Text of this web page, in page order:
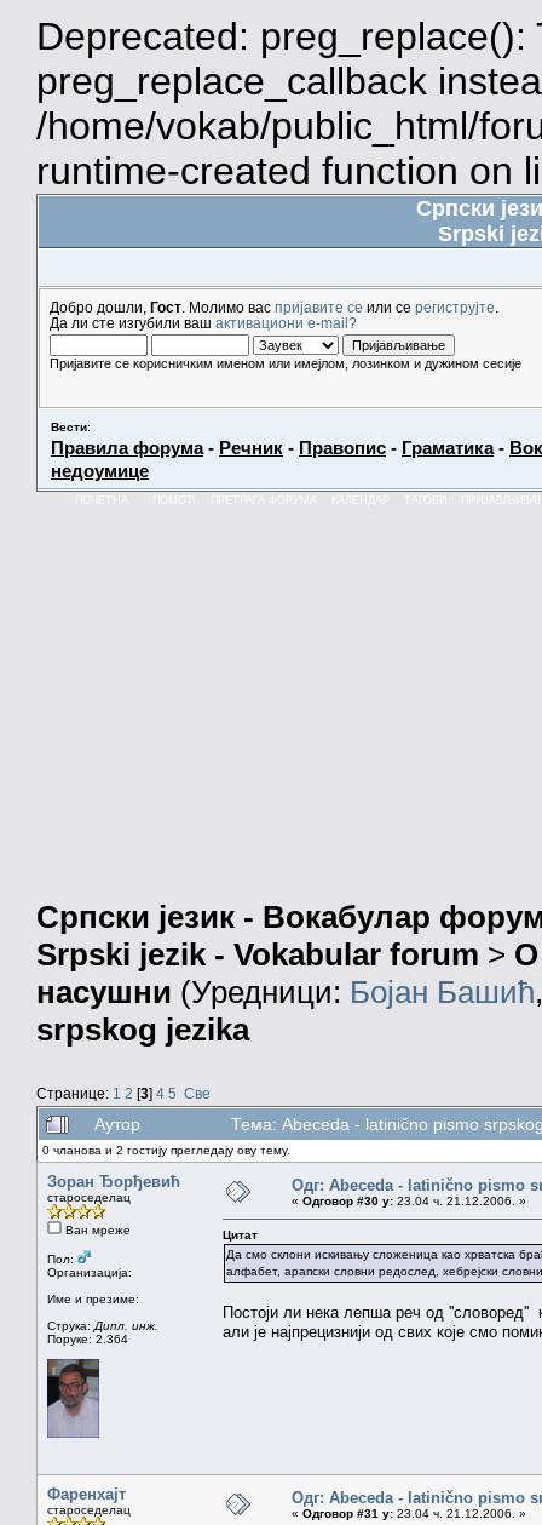
Deprecated:
preg_replace_callback
/home/vokab/public_html/
runtime-created function on
Српски
Srpski
Добро дошли, Гост . Молимо вас пријавите се или се региструјте
Да ли сте изгубили ваш активациони e-mail?
Пријавите се корисничким именом или имејлом, лозинком и дужином сесије
Вести:
Правила форума- Речник - Правопис - Граматика-
недоумице
КАЛЕНДАР
Српски језик - Вокабулар
Srpski jezik - Vokabular forum > О
насушни (Уредници: Бојан Башић
srpskog jezika
Странице: 1 2 [3] 4 5 Све
Аутор Тема: Abeceda - latinično pismo
0 чланова и 2 гостију прегледају ову тему.
Зоран Ђорђевић
староседелац
Ван мреже
Пол:
Организација:
Име и презиме:
Струка: Дипл. инж.
Поруке: 2.364
Одг: Abeceda - latinično pismo
« Одговор #30 у: 23.04 ч. 21.12.2006. »
Цитат
Да смо склони искивању сложеница као хрватска
алфабет, арапски словни редослед, хебрејски
Постоји ли нека лепша реч од
али је најпрецизнији од свих које смо
Фаренхајт
староседелац
Одг: Abeceda - latinično pismo
« Одговор #31 у: 23.04 ч. 21.12.2006. »